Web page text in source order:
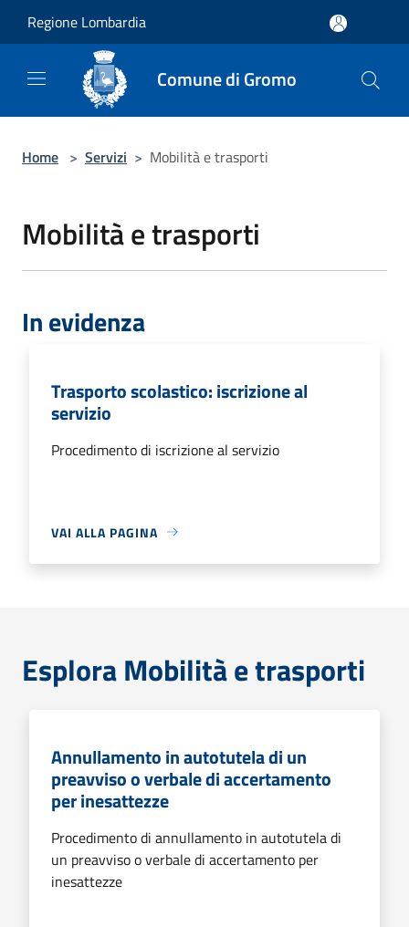
Regione Lombardia
Comune di Gromo
Home > Servizi > Mobilità e trasporti
Mobilità e trasporti
In evidenza
Trasporto scolastico: iscrizione al
servizio
Procedimento di iscrizione al servizio
VAI ALLA PAGINA
Esplora Mobilità e trasporti
Annullamento in autotutela di un
preavviso o verbale di accertamento
per inesattezze
Procedimento di annullamento in autotutela di
un preavviso o verbale di accertamento per
inesattezze